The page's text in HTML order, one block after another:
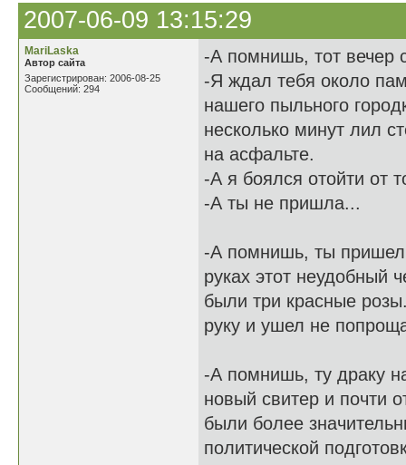
2007-06-09 13:15:29
MariLaska
Автор сайта
Зарегистрирован: 2006-08-25
Сообщений: 294
-А помнишь, тот вечер
-Я ждал тебя около
нашего пыльного
несколько минут лил
на асфальте.
-А я боялся отойти от
-А ты не пришла...
-А помнишь, ты
руках этот неудобный
были три красные
руку и ушел не
-А помнишь, ту драку
новый свитер и почти
были более
политической